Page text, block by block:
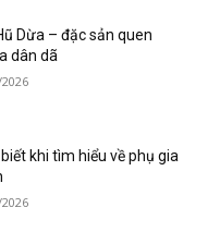
Dừa – đặc sản quen
dân dã
khi tìm hiểu về phụ gia